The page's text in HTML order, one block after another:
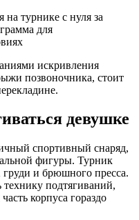
искривления
позвоночника, стоит
девушке
спортивный снаряд,
фигуры. Турник
и брюшного пресса.
подтягиваний,
корпуса гораздо